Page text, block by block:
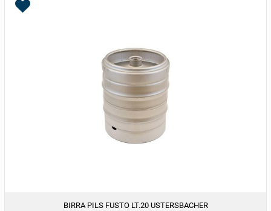
BIRRA PILS FUSTO LT.20 USTERSBACHER